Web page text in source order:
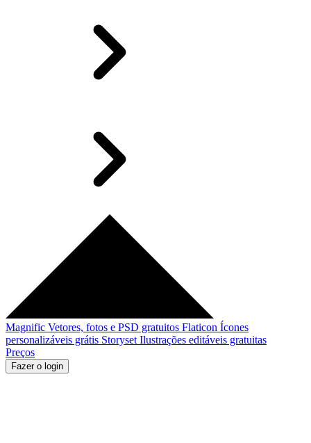
Magnific Vetores, fotos e PSD gratuitos Flaticon Ícones
personalizáveis grátis Storyset Ilustrações editáveis gratuitas
Preços
Fazer o login